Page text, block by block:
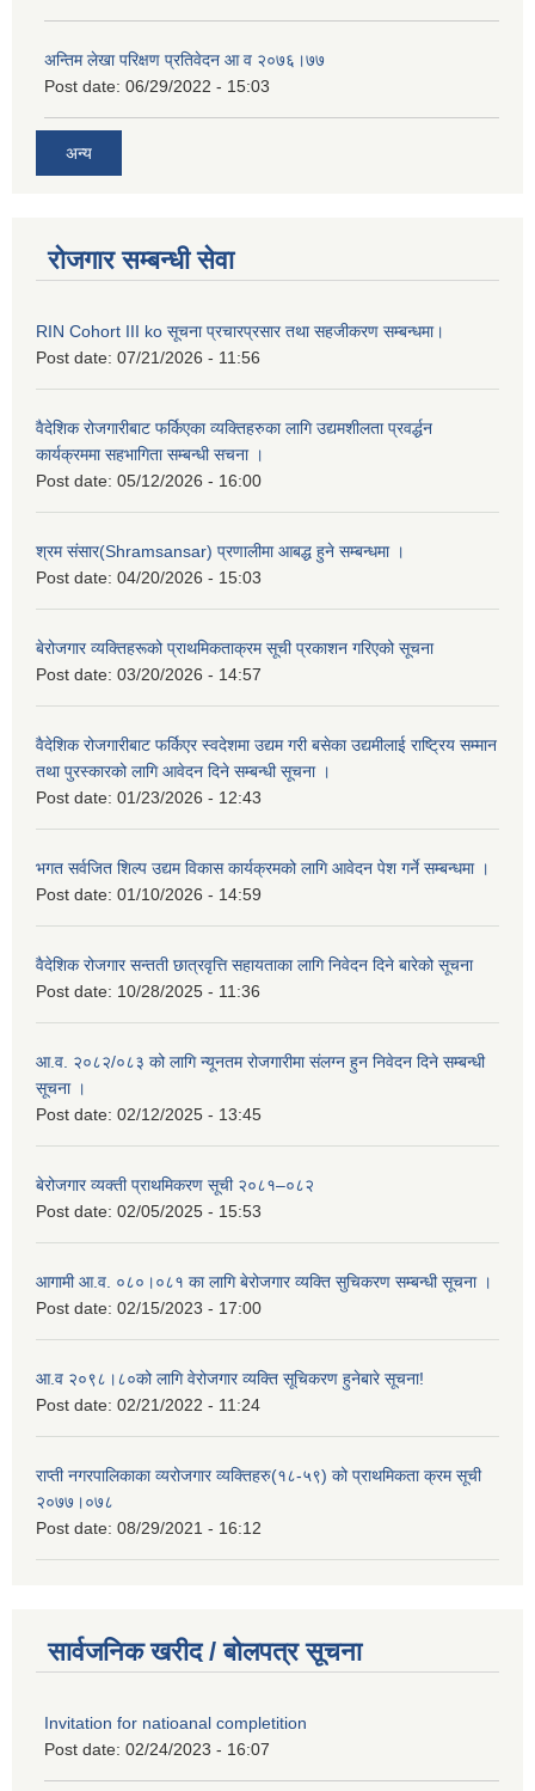
अन्तिम लेखा परिक्षण प्रतिवेदन आ व २०७६।७७
Post date: 06/29/2022 - 15:03
अन्य
रोजगार सम्बन्धी सेवा
RIN Cohort III ko सूचना प्रचारप्रसार तथा सहजीकरण सम्बन्धमा।
Post date: 07/21/2026 - 11:56
वैदेशिक रोजगारीबाट फर्किएका व्यक्तिहरुका लागि उद्यमशीलता प्रवर्द्धन
कार्यक्रममा सहभागिता सम्बन्धी सचना ।
Post date: 05/12/2026 - 16:00
श्रम संसार(Shramsansar) प्रणालीमा आबद्ध हुने सम्बन्धमा ।
Post date: 04/20/2026 - 15:03
बेरोजगार व्यक्तिहरूको प्राथमिकताक्रम सूची प्रकाशन गरिएको सूचना
Post date: 03/20/2026 - 14:57
वैदेशिक रोजगारीबाट फर्किएर स्वदेशमा उद्यम गरी बसेका उद्यमीलाई राष्ट्रिय सम्मान
तथा पुरस्कारको लागि आवेदन दिने सम्बन्धी सूचना ।
Post date: 01/23/2026 - 12:43
भगत सर्वजित शिल्प उद्यम विकास कार्यक्रमको लागि आवेदन पेश गर्ने सम्बन्धमा ।
Post date: 01/10/2026 - 14:59
वैदेशिक रोजगार सन्तती छात्रवृत्ति सहायताका लागि निवेदन दिने बारेको सूचना
Post date: 10/28/2025 - 11:36
आ.व. २०८२/०८३ को लागि न्यूनतम रोजगारीमा संलग्न हुन निवेदन दिने सम्बन्धी
सूचना ।
Post date: 02/12/2025 - 13:45
बेरोजगार व्यक्ती प्राथमिकरण सूची २०८१–०८२
Post date: 02/05/2025 - 15:53
आगामी आ.व. ०८०।०८१ का लागि बेरोजगार व्यक्ति सुचिकरण सम्बन्धी सूचना ।
Post date: 02/15/2023 - 17:00
आ.व २०९८।८०को लागि वेरोजगार व्यक्ति सूचिकरण हुनेबारे सूचना!
Post date: 02/21/2022 - 11:24
राप्ती नगरपालिकाका व्यरोजगार व्यक्तिहरु(१८-५९) को प्राथमिकता क्रम सूची
२०७७।०७८
Post date: 08/29/2021 - 16:12
सार्वजनिक खरीद / बोलपत्र सूचना
Invitation for natioanal completition
Post date: 02/24/2023 - 16:07